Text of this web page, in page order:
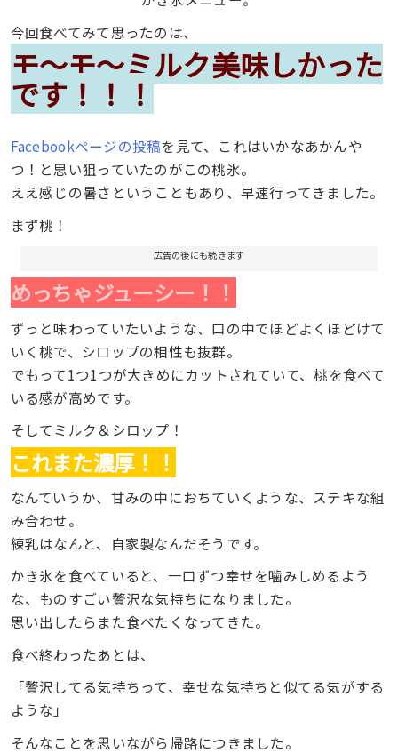
今回食べてみて思ったのは、
モ〜モ〜ミルク美味しかった
です！！！
Facebookページの投稿を見て、これはいかなあかんや
つ！と思い狙っていたのがこの桃氷。
ええ感じの暑さということもあり、早速行ってきました。
まず桃！
広告の後にも続きます
めっちゃジューシー！！
ずっと味わっていたいような、口の中でほどよくほどけて
いく桃で、シロップの相性も抜群。
でもって1つ1つが大きめにカットされていて、桃を食べて
いる感が高めです。
そしてミルク＆シロップ！
これまた濃厚！！
なんていうか、甘みの中におちていくような、ステキな組
み合わせ。
練乳はなんと、自家製なんだそうです。
かき氷を食べていると、一口ずつ幸せを噛みしめるよう
な、ものすごい贅沢な気持ちになりました。
思い出したらまた食べたくなってきた。
食べ終わったあとは、
「贅沢してる気持ちって、幸せな気持ちと似てる気がする
ような」
そんなことを思いながら帰路につきました。